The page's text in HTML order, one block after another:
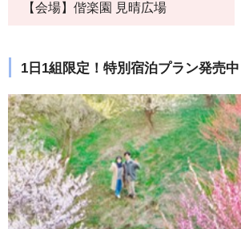
【会場】偕楽園 見晴広場
1日1組限定！特別宿泊プラン発売中